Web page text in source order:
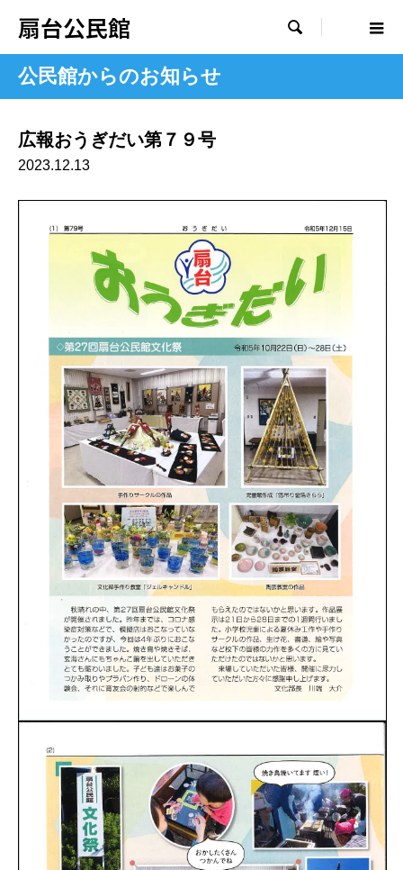
扇台公民館 
公民館からのお知らせ
広報おうぎだい第７９号
2023.12.13